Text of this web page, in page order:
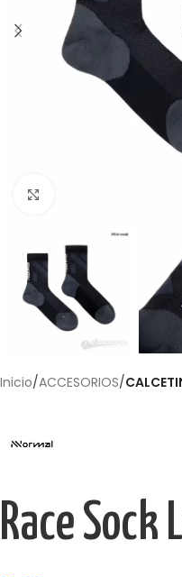
Inicio ACCESORIOS
Race Sock